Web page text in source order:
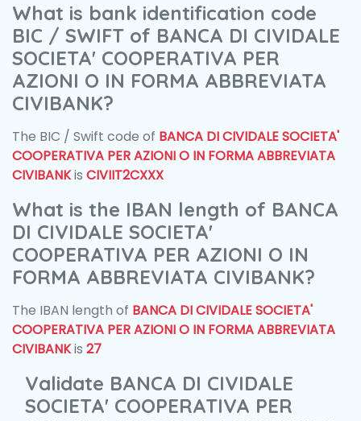
What is bank identification code
BIC / SWIFT of BANCA DI CIVIDALE
SOCIETA' COOPERATIVA PER
AZIONI O IN FORMA ABBREVIATA
CIVIBANK?
The BIC / Swift code of BANCA DI CIVIDALE SOCIETA'
COOPERATIVA PER AZIONI O IN FORMA ABBREVIATA
CIVIBANKis CIVIIT2CXXX
What is the IBAN length of BANCA
DI CIVIDALE SOCIETA'
COOPERATIVA PER AZIONI O IN
FORMA ABBREVIATA CIVIBANK?
The IBAN length of BANCA DI CIVIDALE SOCIETA'
COOPERATIVA PER AZIONI O IN FORMA ABBREVIATA
CIVIBANKis 27
Validate BANCA DI CIVIDALE
SOCIETA' COOPERATIVA PER